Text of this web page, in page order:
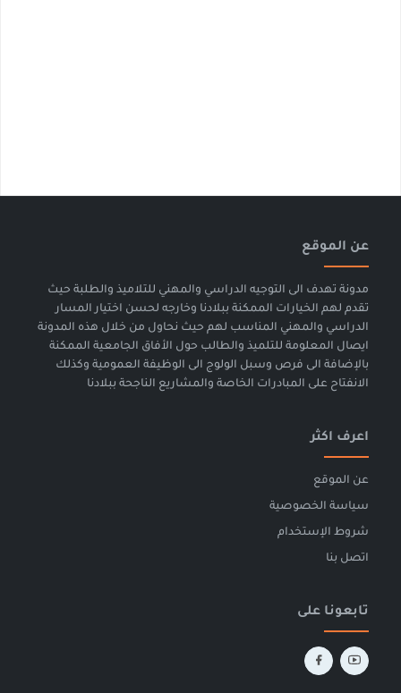
عن الموقع
مدونة تهدف الى التوجيه الدراسي والمهني للتلاميذ والطلبة حيث
تقدم لهم الخيارات الممكنة ببلادنا وخارجه لحسن اختيار المسار
الدراسي والمهني المناسب لهم حيث نحاول من خلال هذه المدونة
ايصال المعلومة للتلميذ والطالب حول الأفاق الجامعية الممكنة
بالإضافة الى فرص وسبل الولوج الى الوظيفة العمومية وكذلك
الانفتاح على المبادرات الخاصة والمشاريع الناجحة ببلادنا
اعرف اكثر
عن الموقع
سياسة الخصوصية
شروط الإستخدام
اتصل بنا
تابعونا على